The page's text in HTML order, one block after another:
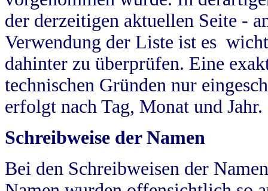
der derzeitigen aktuellen Seite -
Verwendung der Liste ist es
dahinter zu überprüfen. Eine
technischen Gründen nur
erfolgt nach Tag, Monat und Jahr.
Schreibweise der Namen
Bei den Schreibweisen der